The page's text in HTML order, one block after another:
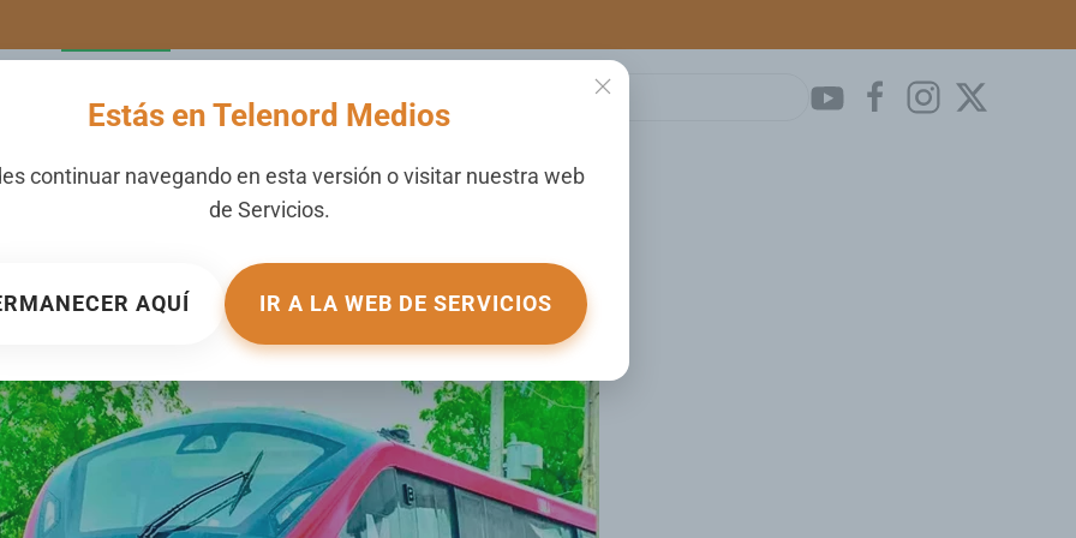
Estás en Telenord Medios
continuar navegando en esta versión o visitar nuestra web
de Servicios.
AQUÍ IR A LA WEB DE SERVICIOS
de SD detecta inconsistencias
ENNACIONALES